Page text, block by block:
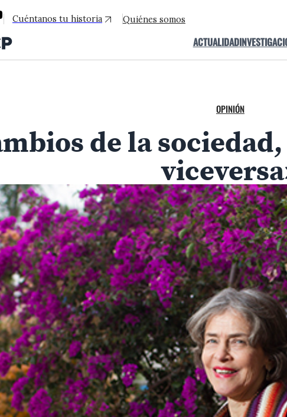
YouTube
Cuéntanos tu historia Quiénes somos
ACTUALIDAD
OPINIÓN
de la